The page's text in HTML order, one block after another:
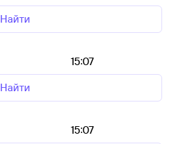
Найти
15:07
Найти
15:07